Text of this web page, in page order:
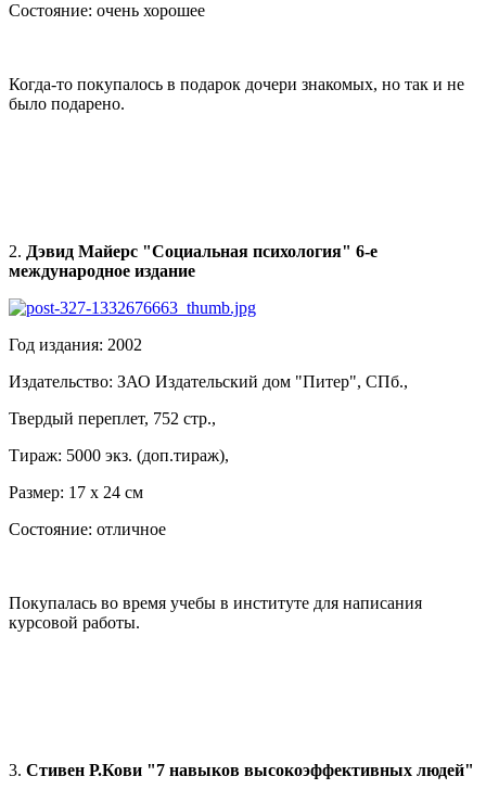
Состояние: очень хорошее
Когда-то покупалось в подарок дочери знакомых, но так и не
было подарено.
2. Дэвид Майерс "Социальная психология" 6-е
международное издание
Год издания: 2002
Издательство: ЗАО Издательский дом "Питер", СПб.,
Твердый переплет, 752 стр.,
Тираж: 5000 экз. (доп.тираж),
Размер: 17 х 24 см
Состояние: отличное
Покупалась во время учебы в институте для написания
курсовой работы.
3. Стивен Р.Кови "7 навыков высокоэффективных людей"